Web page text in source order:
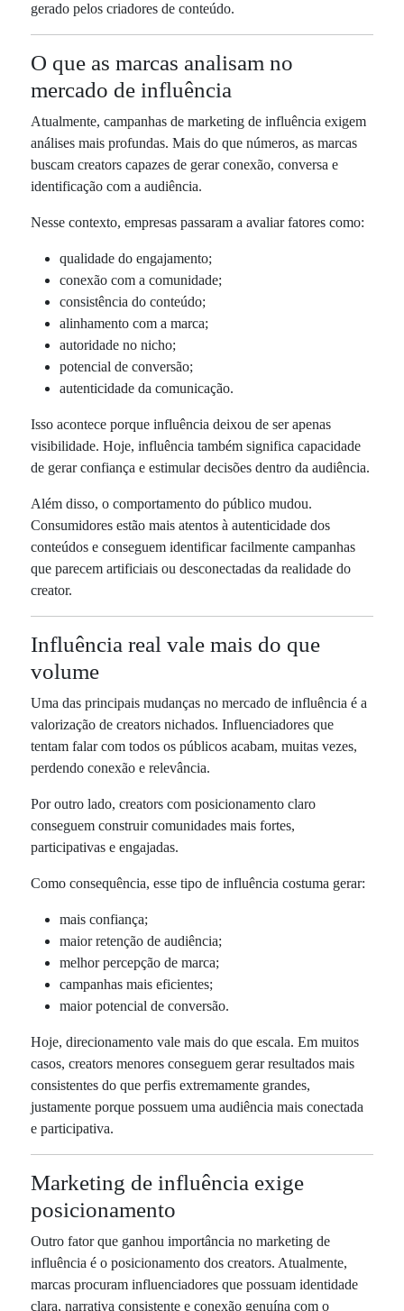
gerado pelos criadores de conteúdo.
O que as marcas analisam no
mercado de influência
Atualmente, campanhas de marketing de influência exigem
análises mais profundas. Mais do que números, as marcas
buscam creators capazes de gerar conexão, conversa e
identificação com a audiência.
Nesse contexto, empresas passaram a avaliar fatores como:
qualidade do engajamento;
conexão com a comunidade;
consistência do conteúdo;
alinhamento com a marca;
autoridade no nicho;
potencial de conversão;
autenticidade da comunicação.
Isso acontece porque influência deixou de ser apenas
visibilidade. Hoje, influência também significa capacidade
de gerar confiança e estimular decisões dentro da audiência.
Além disso, o comportamento do público mudou.
Consumidores estão mais atentos à autenticidade dos
conteúdos e conseguem identificar facilmente campanhas
que parecem artificiais ou desconectadas da realidade do
creator.
Influência real vale mais do que
volume
Uma das principais mudanças no mercado de influência é a
valorização de creators nichados. Influenciadores que
tentam falar com todos os públicos acabam, muitas vezes,
perdendo conexão e relevância.
Por outro lado, creators com posicionamento claro
conseguem construir comunidades mais fortes,
participativas e engajadas.
Como consequência, esse tipo de influência costuma gerar:
mais confiança;
maior retenção de audiência;
melhor percepção de marca;
campanhas mais eficientes;
maior potencial de conversão.
Hoje, direcionamento vale mais do que escala. Em muitos
casos, creators menores conseguem gerar resultados mais
consistentes do que perfis extremamente grandes,
justamente porque possuem uma audiência mais conectada
e participativa.
Marketing de influência exige
posicionamento
Outro fator que ganhou importância no marketing de
influência é o posicionamento dos creators. Atualmente,
marcas procuram influenciadores que possuam identidade
clara, narrativa consistente e conexão genuína com o